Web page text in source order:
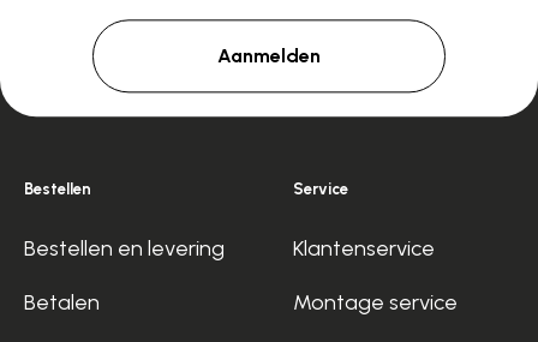
Aanmelden
Bestellen
Bestellen en levering
Betalen
Service
Klantenservice
Montage service